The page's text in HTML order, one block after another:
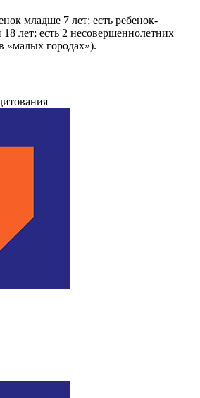
младше 7 лет; есть ребенок-
лет; есть 2 несовершеннолетних
«малых городах»).